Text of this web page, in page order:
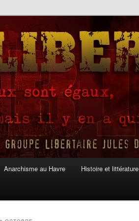
Anarchisme au Havre Histoire et littérature